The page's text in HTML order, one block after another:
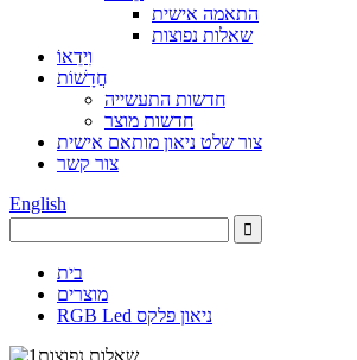
התאמה אישית
שאלות נפוצות
וִידֵאוֹ
חֲדָשׁוֹת
חדשות התעשייה
חדשות מוצר
צור שלט ניאון מותאם אישית
צור קשר
English
בית
מוצרים
RGB Led ניאון פלקס